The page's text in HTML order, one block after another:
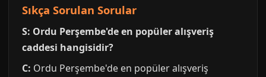
Sıkça Sorulan Sorular
S: Ordu Perşembe'de en popüler alışveriş
caddesi hangisidir?
C: Ordu Perşembe'de en popüler alışveriş